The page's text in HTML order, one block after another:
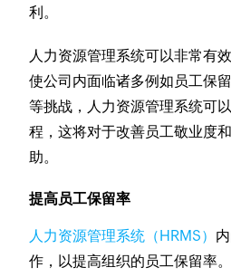
利。
人力资源管理系统可以非常有
使公司内面临诸多例如员工保
等挑战，人力资源管理系统可
程，这将对于改善员工敬业度
助。
提高员工保留率
人力资源管理系统（HRMS）
作，以提高组织的员工保留率